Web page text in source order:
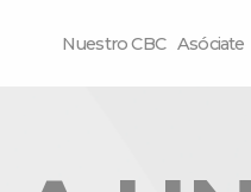
Nuestro CBC Asóciate